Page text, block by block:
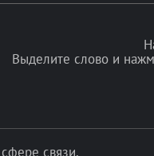
Выделите слово и
связи,